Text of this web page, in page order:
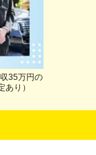
35万円の
り）